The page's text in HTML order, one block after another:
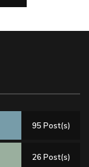
95 Post(s)
26 Post(s)